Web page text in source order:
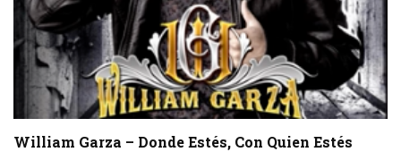
William Garza – Donde Estés, Con Quien Estés